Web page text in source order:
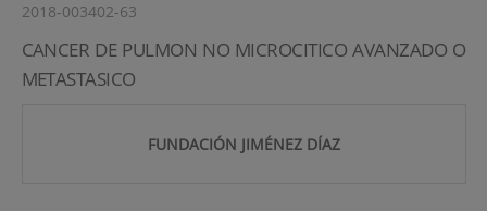
2018-003402-63
CANCER DE PULMON NO MICROCITICO AVANZADO O
METASTASICO
FUNDACIÓN JIMÉNEZ DÍAZ